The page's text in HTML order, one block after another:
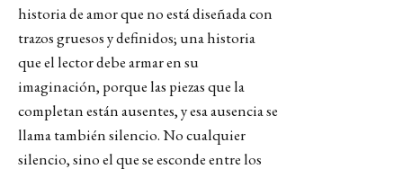
historia de amor que no está diseñada con
trazos gruesos y definidos; una historia
que el lector debe armar en su
imaginación, porque las piezas que la
completan están ausentes, y esa ausencia se
llama también silencio. No cualquier
silencio, sino el que se esconde entre los